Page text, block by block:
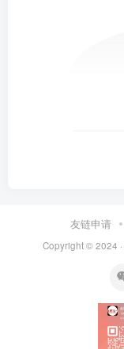
友链申请
Copyright © 2024 ·